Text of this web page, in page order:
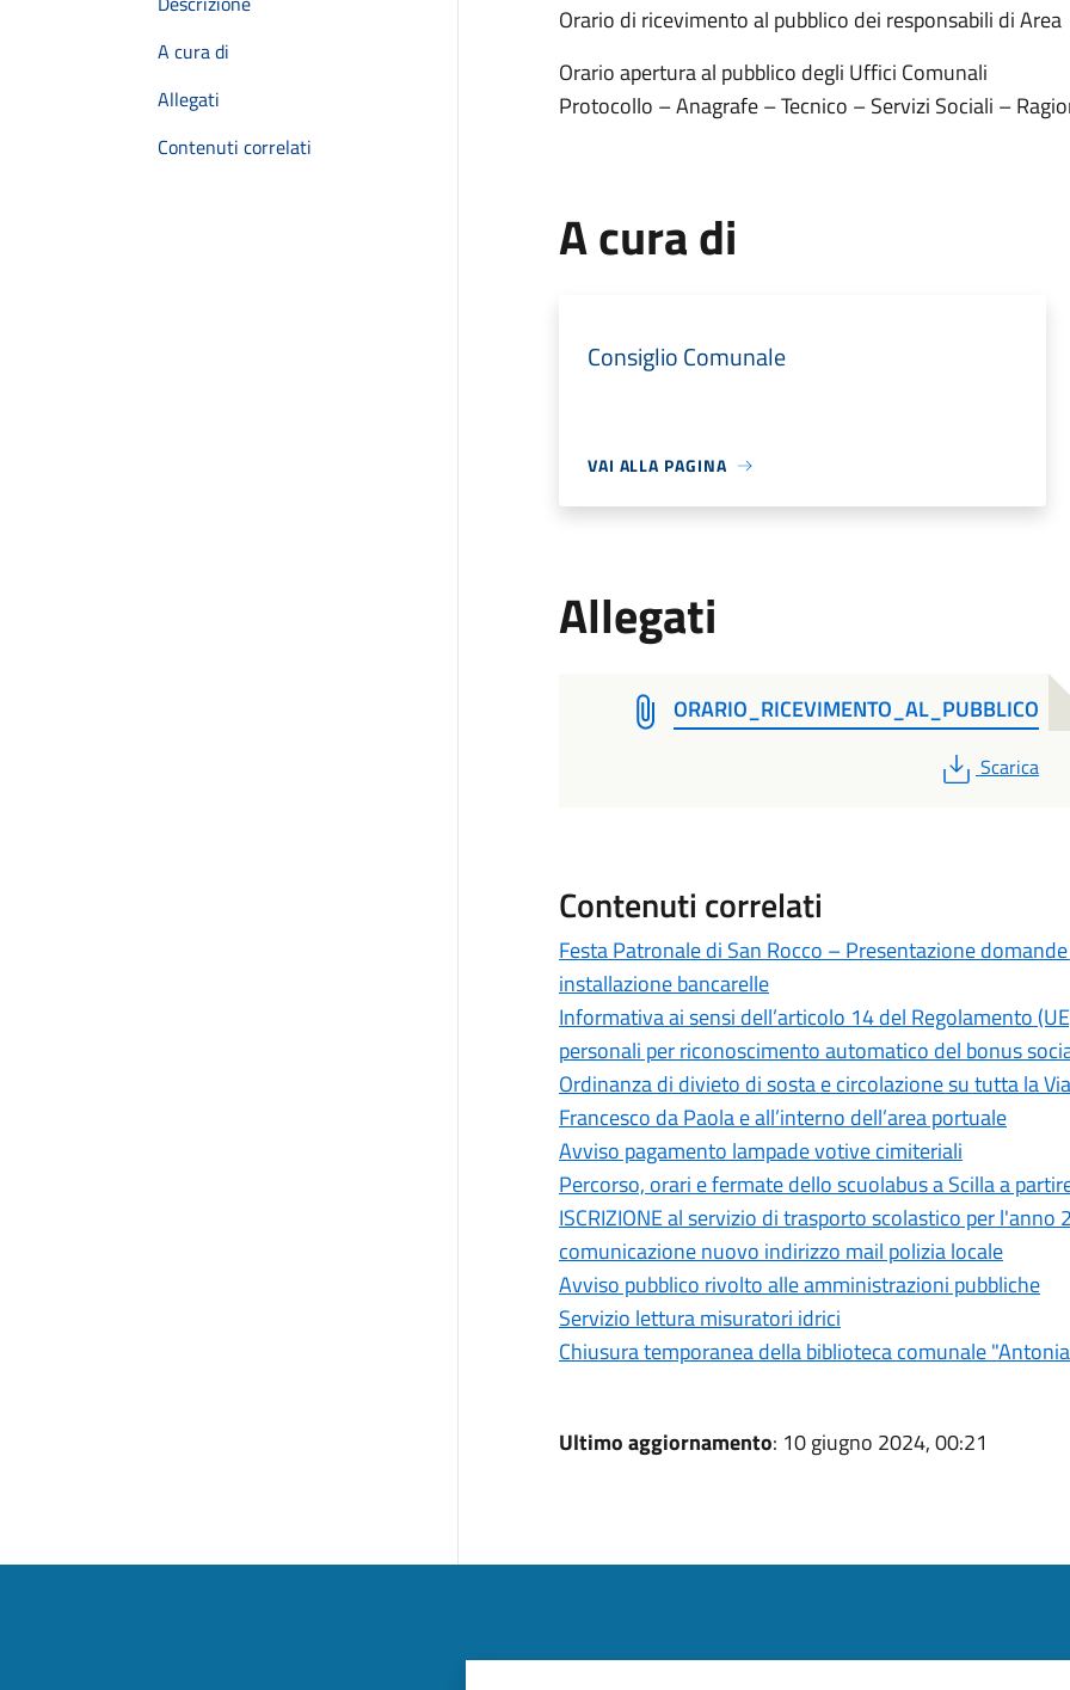
A cura di
Allegati
Contenuti correlati
Orario di ricevimento al pubblico dei responsabili di Area
Orario apertura al pubblico degli Uffici Comunali
Protocollo – Anagrafe – Tecnico – Servizi Sociali –
A cura di
Consiglio Comunale
VAI ALLA PAGINA
Allegati
ORARIO_RICEVIMENTO_AL_PUBBLICO
PDF
Scarica
Contenuti correlati
Festa Patronale di San Rocco – Presentazione
installazione bancarelle
Informativa ai sensi dell’articolo 14 del Regolamento
personali per riconoscimento automatico del bonus
Ordinanza di divieto di sosta e circolazione su tutta la
Francesco da Paola e all’interno dell’area portuale
Avviso pagamento lampade votive cimiteriali
Percorso, orari e fermate dello scuolabus a Scilla a
ISCRIZIONE al servizio di trasporto scolastico per l'anno
comunicazione nuovo indirizzo mail polizia locale
Avviso pubblico rivolto alle amministrazioni pubbliche
Servizio lettura misuratori idrici
Chiusura temporanea della biblioteca comunale
Ultimo aggiornamento: 10 giugno 2024, 00:21